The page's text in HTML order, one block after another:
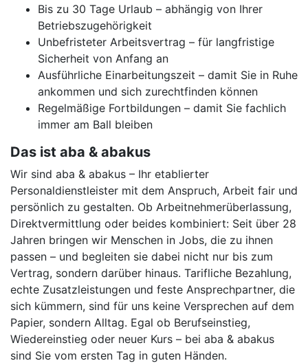
Bis zu 30 Tage Urlaub – abhängig von Ihrer
Betriebszugehörigkeit
Unbefristeter Arbeitsvertrag – für langfristige
Sicherheit von Anfang an
Ausführliche Einarbeitungszeit – damit Sie in Ruhe
ankommen und sich zurechtfinden können
Regelmäßige Fortbildungen – damit Sie fachlich
immer am Ball bleiben
Das ist aba & abakus
Wir sind aba & abakus – Ihr etablierter
Personaldienstleister mit dem Anspruch, Arbeit fair und
persönlich zu gestalten. Ob Arbeitnehmerüberlassung,
Direktvermittlung oder beides kombiniert: Seit über 28
Jahren bringen wir Menschen in Jobs, die zu ihnen
passen – und begleiten sie dabei nicht nur bis zum
Vertrag, sondern darüber hinaus. Tarifliche Bezahlung,
echte Zusatzleistungen und feste Ansprechpartner, die
sich kümmern, sind für uns keine Versprechen auf dem
Papier, sondern Alltag. Egal ob Berufseinstieg,
Wiedereinstieg oder neuer Kurs – bei aba & abakus
sind Sie vom ersten Tag in guten Händen.